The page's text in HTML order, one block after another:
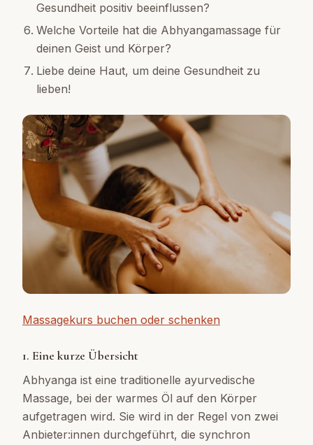
Gesundheit positiv beeinflussen?
Welche Vorteile hat die Abhyangamassage für
deinen Geist und Körper?
Liebe deine Haut, um deine Gesundheit zu
lieben!
Massagekurs buchen oder schenken
1. Eine kurze Übersicht
Abhyanga ist eine traditionelle ayurvedische
Massage, bei der warmes Öl auf den Körper
aufgetragen wird. Sie wird in der Regel von zwei
Anbieter:innen durchgeführt, die synchron